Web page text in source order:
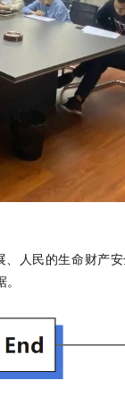
人民的生命财产